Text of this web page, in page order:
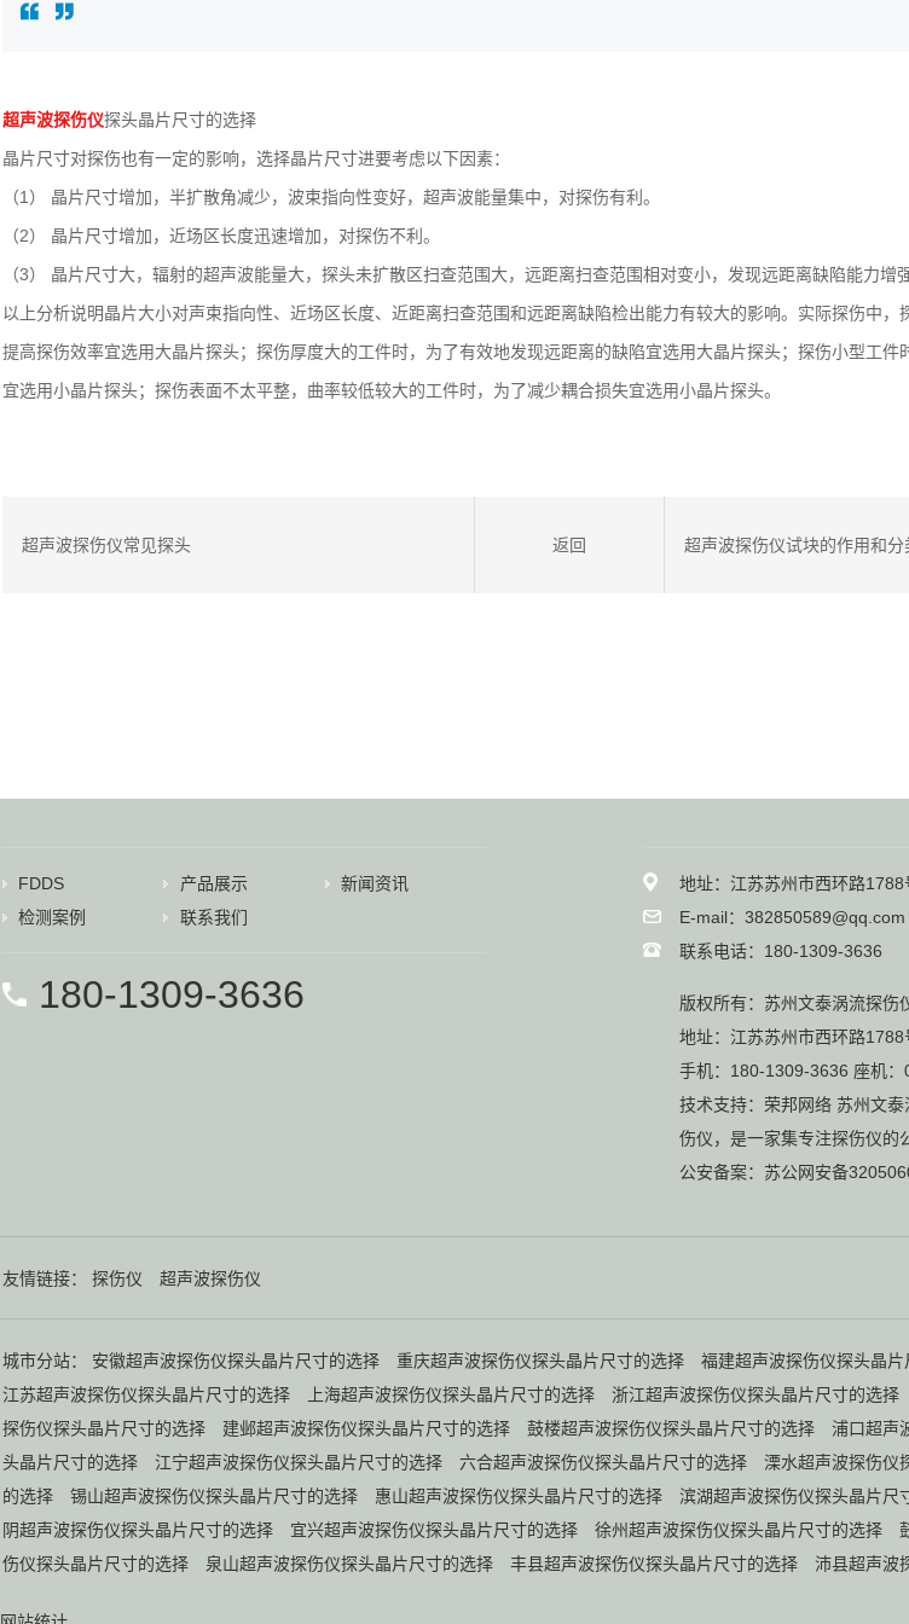
超声波探伤仪探头晶片尺寸的选择
晶片尺寸对探伤也有一定的影响，选择晶片尺寸进要考虑以下因素：
（1） 晶片尺寸增加，半扩散角减少，波束指向性变好，超声波能量集中，对探伤有利。
（2） 晶片尺寸增加，近场区长度迅速增加，对探伤不利。
（3） 晶片尺寸大，辐射的超声波能量大，探头未扩散区扫查范围大，远距离扫查范围相对变小，发现远距离缺陷能力增强
以上分析说明晶片大小对声束指向性、近场区长度、近距离扫查范围和远距离缺陷检出能力有较大的影响。实际探伤中，
提高探伤效率宜选用大晶片探头；探伤厚度大的工件时，为了有效地发现远距离的缺陷宜选用大晶片探头；探伤小型工件
宜选用小晶片探头；探伤表面不太平整，曲率较低较大的工件时，为了减少耦合损失宜选用小晶片探头。
超声波探伤仪常见探头 返回 超声波探伤仪试块的作用和分
FDDS 产品展示
新闻资讯
检测案例
联系我们
180-1309-3636
地址：江苏苏州市西环路1788
E-mail：382850589@qq.com
联系电话：180-1309-3636
版权所有：苏州文泰涡流探伤
地址：江苏苏州市西环路1788
手机：180-1309-3636 座机
技术支持： 荣邦网络 苏州文
伤仪，是一家集专注探伤仪的
公安备案： 苏公网安备
友情链接： 探伤仪 超声波探伤仪
城市分站： 安徽超声波探伤仪探头晶片尺寸的选择 重庆超声波探伤仪探头晶片尺寸的选择 福建超声波探伤仪探头晶片
江苏超声波探伤仪探头晶片尺寸的选择
上海超声波探伤仪探头晶片尺寸的选择 浙江超声波探伤仪探头晶片尺寸的选择
探伤仪探头晶片尺寸的选择
建邺超声波探伤仪探头晶片尺寸的选择 鼓楼超声波探伤仪探头晶片尺寸的选择 浦口超声
头晶片尺寸的选择
江宁超声波探伤仪探头晶片尺寸的选择 六合超声波探伤仪探头晶片尺寸的选择 溧水超声波探伤仪
的选择
锡山超声波探伤仪探头晶片尺寸的选择 惠山超声波探伤仪探头晶片尺寸的选择 滨湖超声波探伤仪探头晶片尺
阴超声波探伤仪探头晶片尺寸的选择
宜兴超声波探伤仪探头晶片尺寸的选择 徐州超声波探伤仪探头晶片尺寸的选择
伤仪探头晶片尺寸的选择
泉山超声波探伤仪探头晶片尺寸的选择 丰县超声波探伤仪探头晶片尺寸的选择 沛县超声波